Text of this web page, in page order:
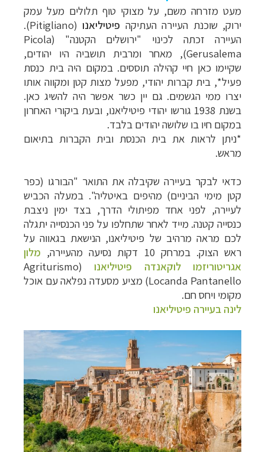
מעט מזרחה משם, על מצוקי טוף תלולים מעל עמק
ירוק, שוכנת העיירה העתיקה פיטיליאנו(
Pitigliano
).
העיירה זכתה לכינוי "ירושלים הקטנה" (Picola
Gerusalema), מאחר ומרבית תושביה היו יהודים,
שקיימו כאן חיי קהילה תוססים. במקום היה בית כנסת
פעיל*, בית קברות יהודי, מפעל מצות קטן ומקווה אותו
יצרו ממי הגשמים. גם יין כשר אפשר היה להשיג כאן.
בשנת 1938 גורשו יהודי פיטיליאנו, ובעת ביקורי האחרון
במקום חיו בו שלושה יהודים בלבד.
*ניתן לראות את בית הכנסת ובית הקברות בתיאום
מראש.
כדאי לבקר בעיירה שקיבלה את התואר "הבורגו (כפר
קטן מימי הביניים) מהיפים באיטליה". במעלה הכביש
לעיירה, לפני אחד מפיתולי הדרך, בצד ימין ניצבת
כנסייה קטנה. מייד לאחר שתחלפו על פני הכנסייה יתגלה
לכם מראה מרהיב של פיטיליאנו, הנישאת בגאווה על
ראש הצוק. במרחק 10 דקות נסיעה מהעיירה,
מלון
אגריטוריזמו לוקאנדה פיטיליאנו(
Agriturismo
Locanda Pantanello) מציע מסעדה נפלאה עם אוכל
מקומי ויחס חם.
לינה בעיירה פיטיליאנו